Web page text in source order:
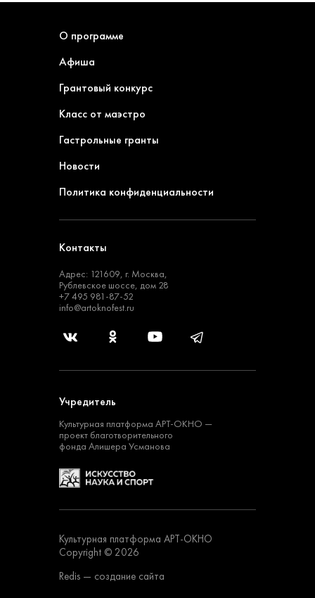
О программе
Афиша
Грантовый конкурс
Класс от маэстро
Гастрольные гранты
Новости
Политика конфиденциальности
Контакты
Адрес: 121609, г. Москва,
Рублевское шоссе, дом 28
+7 495 981-87-52
info@artoknofest.ru
Учредитель
Культурная платформа АРТ-ОКНО —
проект благотворительного
фонда Алишера Усманова
Культурная платформа АРТ-ОКНО
Copyright © 2026
Redis — создание сайта